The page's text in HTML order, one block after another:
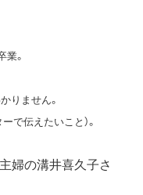
業。
りません。
で伝えたいこと）。
婦の溝井喜久子さ